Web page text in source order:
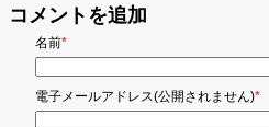
コメントを追加
必
須
目
名前*
必
須
電子メールアドレス(公開されません)*